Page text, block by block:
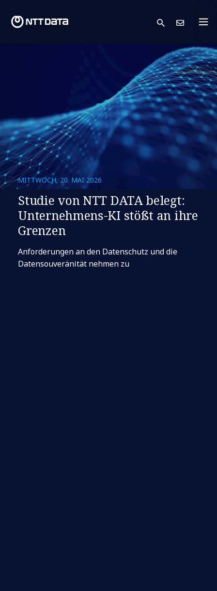
search
MITTWOCH, 20. MAI 2026
Studie von NTT DATA belegt:
Unternehmens-KI stößt an ihre
Grenzen
Anforderungen an den Datenschutz und die
Datensouveränität nehmen zu